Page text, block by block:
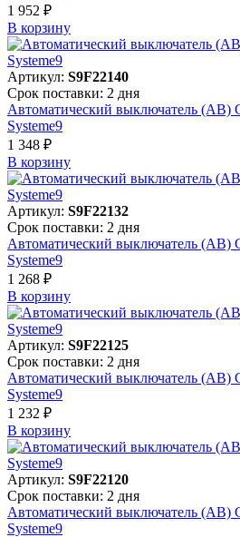
1 952 ₽
В корзинy
Артикул: S9F22140
Срок поставки: 2 дня
Автоматический выключатель (АВ)
Systeme9
1 348 ₽
В корзинy
Артикул: S9F22132
Срок поставки: 2 дня
Автоматический выключатель (АВ)
Systeme9
1 268 ₽
В корзинy
Артикул: S9F22125
Срок поставки: 2 дня
Автоматический выключатель (АВ)
Systeme9
1 232 ₽
В корзинy
Артикул: S9F22120
Срок поставки: 2 дня
Автоматический выключатель (АВ)
Systeme9